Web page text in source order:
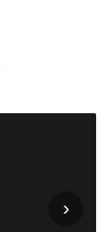
›